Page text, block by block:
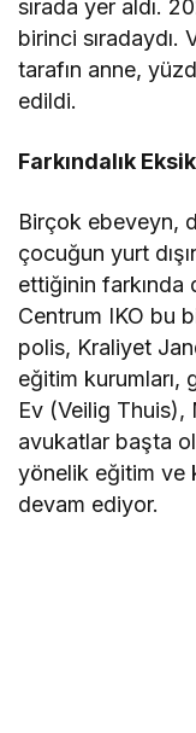
sırada yer aldı.
birinci sıradaydı.
tarafın anne,
edildi.
Farkındalık
Birçok ebeveyn,
çocuğun yurt
ettiğinin farkında
Centrum IKO bu
polis, Kraliyet
eğitim kurumları,
Ev (Veilig Thuis),
avukatlar başta
yönelik eğitim ve
devam ediyor.